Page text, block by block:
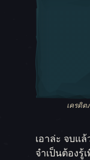
เครดิต
เอาล่ะ จบ
จำเป็นต้องรู้